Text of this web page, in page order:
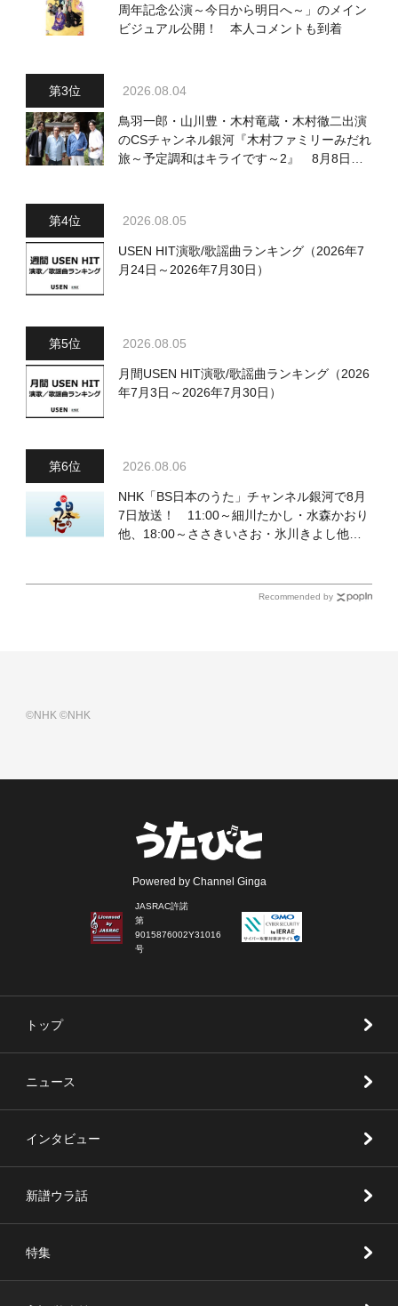
周年記念公演～今日から明日へ～」のメイン
ビジュアル公開！ 本人コメントも到着
2026.08.04
鳥羽一郎・山川豊・木村竜蔵・木村徹二出演
のCSチャンネル銀河『木村ファミリーみだれ
旅～予定調和はキライです～2』 8月8日
2026.08.05
USEN HIT演歌/歌謡曲ランキング（2026年7
月24日～2026年7月30日）
2026.08.05
月間USEN HIT演歌/歌謡曲ランキング（2026
年7月3日～2026年7月30日）
2026.08.06
NHK「BS日本のうた」チャンネル銀河で8月
7日放送！ 11:00～細川たかし・水森かおり
他、18:00～ささきいさお・氷川きよし他登
Recommended by
©NHK©NHK
Powered by Channel Ginga
JASRAC許諾
第
9015876002Y31016
号
トップ
ニュース
インタビュー
新譜ウラ話
特集